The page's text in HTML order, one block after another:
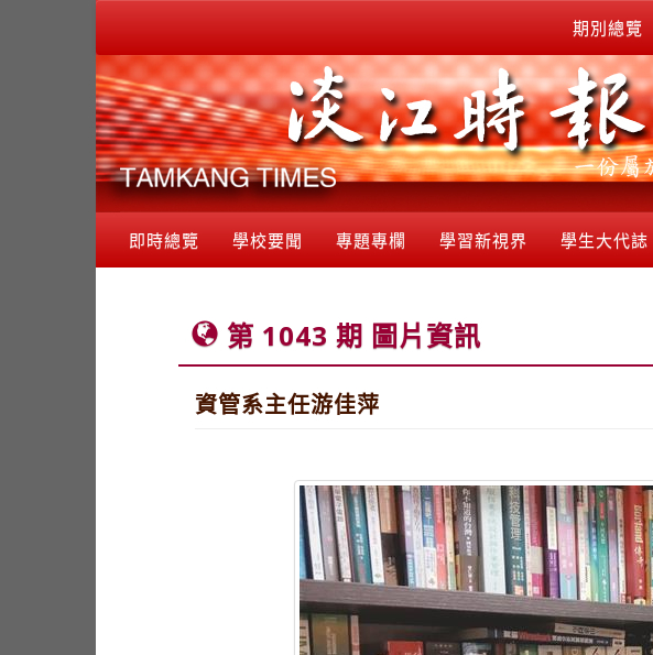
期別總覽
即時總覽 學校要聞 專題專欄 學習新視界 學生大代誌
第 1043 期 圖片資訊
資管系主任游佳萍